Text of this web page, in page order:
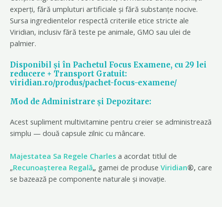
experți, fără umpluturi artificiale și fără substanțe nocive.
Sursa ingredientelor respectă criteriile etice stricte ale
Viridian, inclusiv fără teste pe animale, GMO sau ulei de
palmier.
Disponibil și în Pachetul Focus Examene, cu 29 lei
reducere + Transport Gratuit:
viridian.ro/produs/pachet-focus-examene/
Mod de Administrare și Depozitare:
Acest supliment multivitamine pentru creier se administrează
simplu — două capsule zilnic cu mâncare.
Majestatea Sa Regele Charles a acordat titlul de
„Recunoașterea Regală„ gamei de produse Viridian®, care
se bazează pe componente naturale și inovație.